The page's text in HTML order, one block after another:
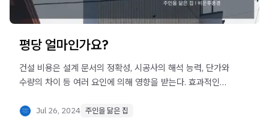
평당 얼마인가요?
건설 비용은 설계 문서의 정확성, 시공사의 해석 능력, 단가와
수량의 차이 등 여러 요인에 의해 영향을 받는다. 효과적인
산출하는 것이 중요하다.
Jul 26, 2024 주인을 닮은 집